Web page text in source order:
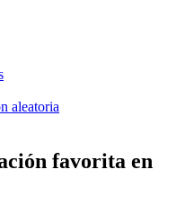
aleatoria
favorita en